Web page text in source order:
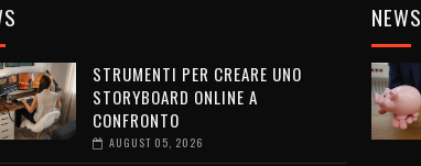
STRUMENTI PER CREARE UNO
STORYBOARD ONLINE A
CONFRONTO
AUGUST 05, 2026
NEWS